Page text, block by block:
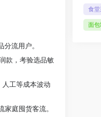
流用户。
款，考验选品敏
人工等成本波动
庭囤货客流。
食
面